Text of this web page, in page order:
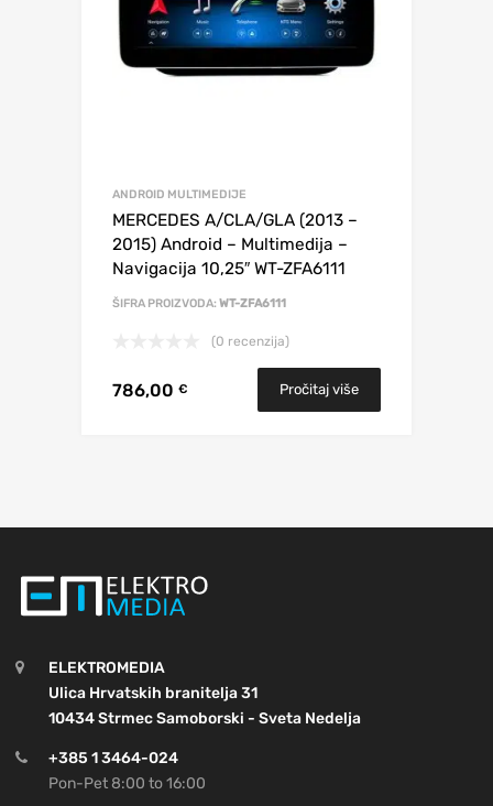
ANDROID MULTIMEDIJE
MERCEDES A/CLA/GLA (2013 –
2015) Android – Multimedija –
Navigacija 10,25″ WT-ZFA6111
ŠIFRA PROIZVODA: WT-ZFA6111
(0 recenzija)
786,00 € Pročitaj više
ELEKTROMEDIA
Ulica Hrvatskih branitelja 31
10434 Strmec Samoborski - Sveta Nedelja
+385 1 3464-024
Pon-Pet 8:00 to 16:00